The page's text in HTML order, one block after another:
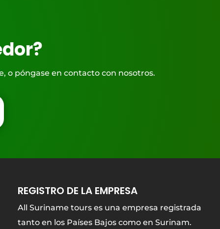
o póngase en contacto con nosotros.
REGISTRO DE LA EMPRESA
All Suriname tours es una empresa registrada
tanto en los Países Bajos como en Surinam.